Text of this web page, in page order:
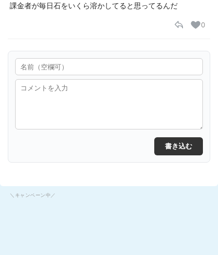
課金者が毎日石をいくら溶かしてると思ってるんだ
0
書き込む
＼キャンペーン中／